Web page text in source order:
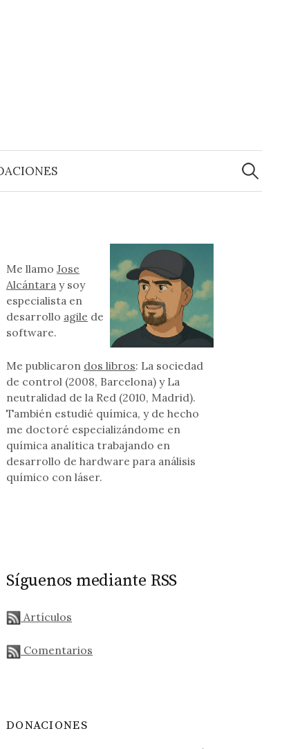
Buscar:
de ser para dummies
Me llamoJose
Alcántara y soy
especialista en
desarrollo agile de
software.
Me publicaron dos libros: La sociedad
de control (2008, Barcelona) y La
neutralidad de la Red (2010, Madrid).
También estudié química, y de hecho
me doctoré especializándome en
química analítica trabajando en
desarrollo de hardware para análisis
químico con láser.
Síguenos mediante RSS
Artículos
Comentarios
DONACIONES